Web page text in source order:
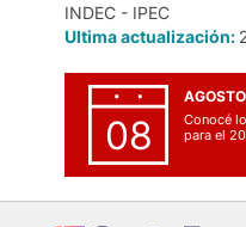
INDEC - IPEC
Ultima actualización:
08
AGOSTO
Conocé
para el